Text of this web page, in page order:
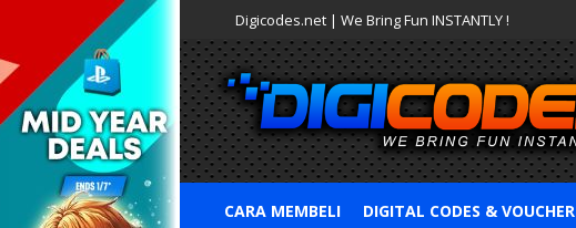
Digicodes.net | We Bring Fun INSTANTLY !
CARA MEMBELI DIGITAL CODES & VOUCHER